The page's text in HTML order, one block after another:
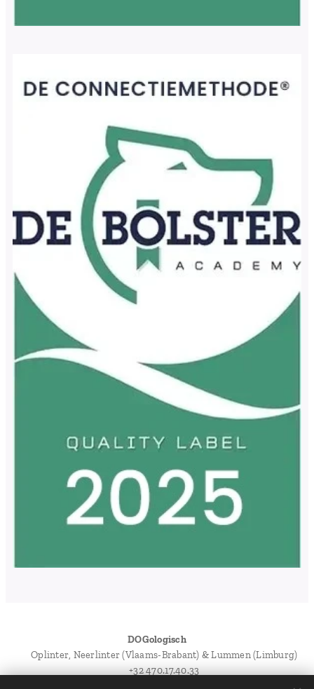
DOGologisch
📍 Oplinter, Neerlinter (Vlaams-Brabant) & Lummen (Limburg)
📞 +32 470.17.40.33